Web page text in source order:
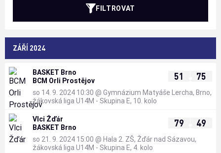
FILTROVAT
ZÁŘÍ 2024
BASKET Brno
BCM Orli Prostějov
51 75
so 14. 9. 2024 10:30 @ Gymnázium Matyáše Lercha, Brno,
žákovská liga U14M - Skupina E, 10. kolo
Vlci Žďár
BASKET Brno
79 49
so 21. 9. 2024 15:00 @ Hala 2. ZŠ, Žďár nad Sázavou,
žákovská liga U14M - Skupina E, 4. kolo